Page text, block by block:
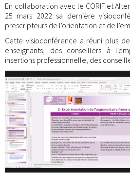
En collaboration avec le CORIF et
25 mars 2022 sa dernière
prescripteurs de l'orientation et de
Cette visioconférence a réuni plus
enseignants, des conseillers à
insertions professionnelle, des